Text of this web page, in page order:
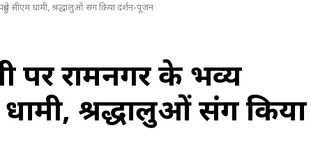
सीएम धामी, श्रद्धालुओं संग किया दर्शन-पूजन
पर रामनगर के भव्य
श्रद्धालुओं संग किया